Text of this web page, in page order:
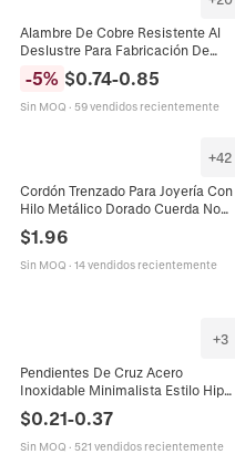
Alambre De Cobre Resistente Al
Deslustre Para Fabricación De
Joyas Manualidades DIY Abalorios
Hallazgos Artesanales Metal Sólido
-5% $0.74-0.85
Sin MOQ · 59 vendidos recientemente
+42
Cordón Trenzado Para Joyería Con
Hilo Metálico Dorado Cuerda No
Elástica Para Hacer Pulseras
Collares Borlas Retorcido A Mano
Colorido
$1.96
Sin MOQ · 14 vendidos recientemente
+3
Pendientes De Cruz Acero
Inoxidable Minimalista Estilo Hip
Hop Joyería De Moda Para
Hombres Y Mujeres Metal Pulido
$0.21-0.37
Sin MOQ · 521 vendidos recientemente